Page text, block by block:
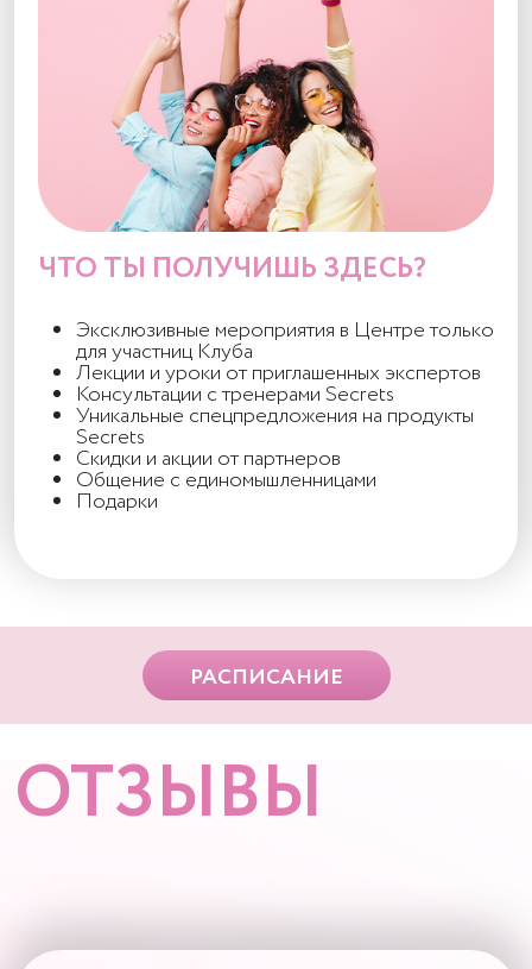
ЧТО ТЫ ПОЛУЧИШЬ ЗДЕСЬ?
Эксклюзивные мероприятия в Центре только
для участниц Клуба
Лекции и уроки от приглашенных экспертов
Консультации с тренерами Secrets
Уникальные спецпредложения на продукты
Secrets
Скидки и акции от партнеров
Общение с единомышленницами
Подарки
РАСПИСАНИЕ
ОТЗЫВЫ